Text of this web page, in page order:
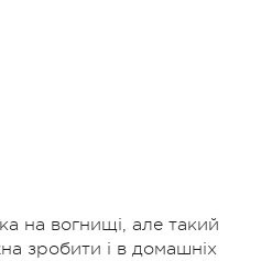
на вогнищі, але такий
зробити і в домашніх